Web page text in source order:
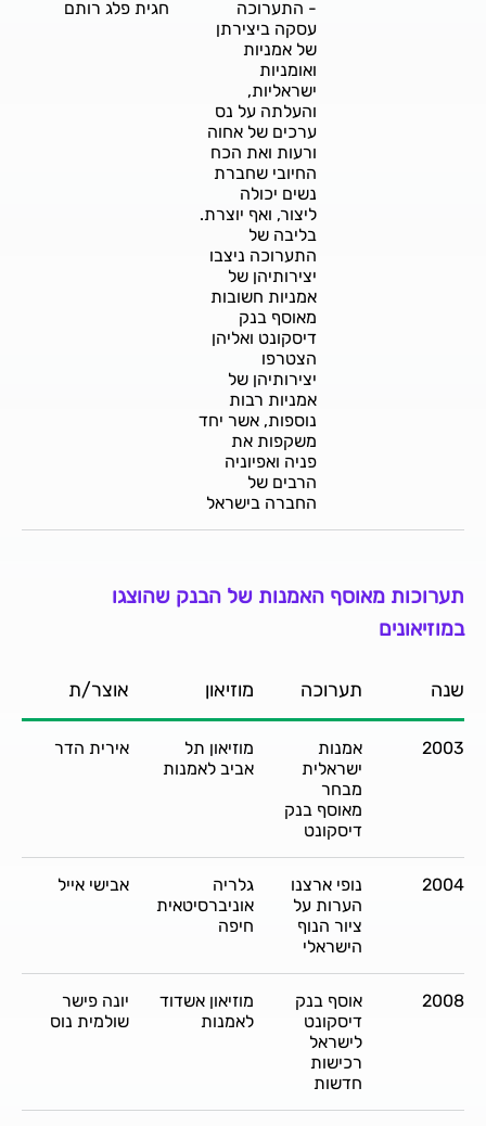
- התערוכה
עסקה ביצירתן
של אמניות
ואומניות
ישראליות,
והעלתה על נס
ערכים של אחוה
ורעות ואת הכח
החיובי שחברת
נשים יכולה
ליצור, ואף יוצרת.
בליבה של
התערוכה ניצבו
יצירותיהן של
אמניות חשובות
מאוסף בנק
דיסקונט ואליהן
הצטרפו
יצירותיהן של
אמניות רבות
נוספות, אשר יחד
משקפות את
פניה ואפיוניה
הרבים של
החברה בישראל
חגית פלג רותם
תערוכות מאוסף האמנות של הבנק שהוצגו
במוזיאונים
שנה תערוכה מוזיאון אוצר/ת
2003
אמנות
ישראלית
מבחר
מאוסף בנק
דיסקונט
מוזיאון תל
אביב לאמנות
אירית הדר
2004
נופי ארצנו
הערות על
ציור הנוף
הישראלי
גלריה
אוניברסיטאית
חיפה
אבישי אייל
2008
אוסף בנק
דיסקונט
לישראל
רכישות
חדשות
מוזיאון אשדוד
לאמנות
יונה פישר
שולמית נוס